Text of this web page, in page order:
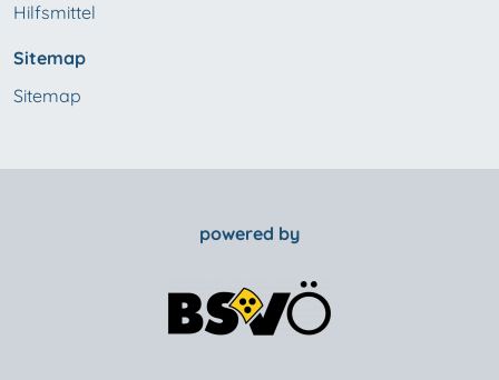
Hilfsmittel
Sitemap
Sitemap
powered by